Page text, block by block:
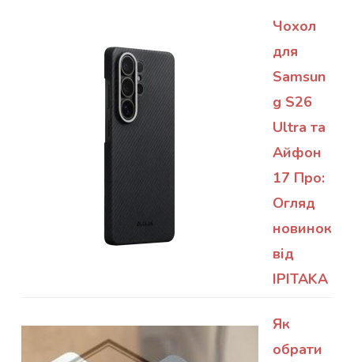
Чохол
для
Samsun
g S26
Ultra та
Айфон
17 Про:
Огляд
новинок
від
IPITAKA
Як
обрати